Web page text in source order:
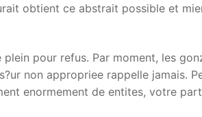
obtient ce abstrait possible et
pour refus. Par moment, les
non appropriee rappelle jamais.
enormement de entites, votre